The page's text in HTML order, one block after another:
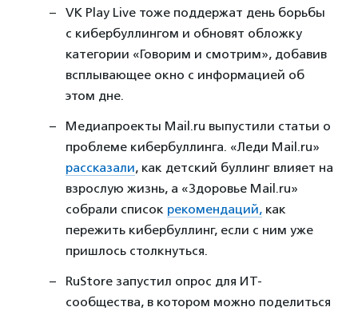
VK Play Live тоже поддержат день борьбы
с кибербуллингом и обновят обложку
категории «Говорим и смотрим», добавив
всплывающее окно с информацией об
этом дне.
Медиапроекты Mail.ru выпустили статьи о
проблеме кибербуллинга. «Леди Mail.ru»
рассказали, как детский буллинг влияет на
взрослую жизнь, а «Здоровье Mail.ru»
собрали список рекомендаций, как
пережить кибербуллинг, если с ним уже
пришлось столкнуться.
RuStore запустил опрос для ИТ-
сообщества, в котором можно поделиться